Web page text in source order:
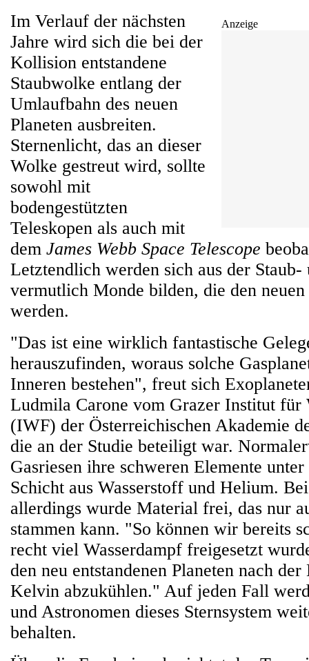
Anzeige
Im Verlauf der nächsten
Jahre wird sich die bei der
Kollision entstandene
Staubwolke entlang der
Umlaufbahn des neuen
Planeten ausbreiten.
Sternenlicht, das an dieser
Wolke gestreut wird, sollte
sowohl mit
bodengestützten
Teleskopen als auch mit
dem James Webb Space Telescope
Letztendlich werden sich aus der Staub-
vermutlich Monde bilden, die den neuen
werden.
"Das ist eine wirklich fantastische
herauszufinden, woraus solche
Inneren bestehen", freut sich
Ludmila Carone vom Grazer Institut für
(IWF) der Österreichischen Akademie
die an der Studie beteiligt war.
Gasriesen ihre schweren Elemente
Schicht aus Wasserstoff und Helium.
allerdings wurde Material frei, das nur
stammen kann. "So können wir bereits
recht viel Wasserdampf freigesetzt
den neu entstandenen Planeten nach
Kelvin abzukühlen." Auf jeden Fall
und Astronomen dieses Sternsystem
behalten.